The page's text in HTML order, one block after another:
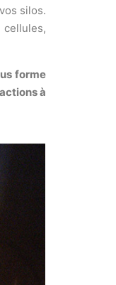
silos.
cellules,
forme
à